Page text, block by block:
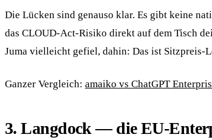
Die Lücken sind genauso klar. Es gibt keine
das CLOUD-Act-Risiko direkt auf dem Tisch
Juma vielleicht gefiel, dahin: Das ist Sitzpreis-
Ganzer Vergleich: amaiko vs ChatGPT
3. Langdock — die EU-